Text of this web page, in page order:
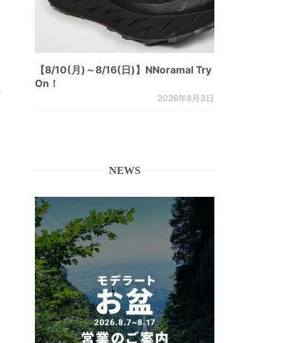
【8/10(月)～8/16(日)】NNoramal Try
On！
2026年8月3日
NEWS